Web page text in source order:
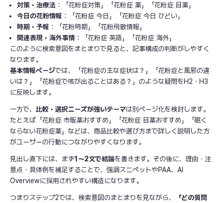
対策・治療法 ：「花粉症対策」「花粉症 薬」「花粉症 目薬」
今日の花粉情報 ：「花粉症 今日」「花粉症 今日 ひどい」
時期・予報 ：「花粉時期」「花粉飛散情報」
関連表現・海外事情 ：「花粉症 英語」「花粉症 海外」
このように検索意図をまとまりで見ると、記事構成の判断がしやすく
なります。
基本情報ページでは、「花粉症の主な症状は？」「花粉症と風邪の違
いは？」「花粉症で咳が出ることはある？」のような疑問をH2・H3
に反映します。
一方で、 比較・選択ニーズが強いテーマは別ページ化を検討します。
たとえば「花粉症 市販薬おすすめ」「花粉症 目薬おすすめ」「眠く
ならない花粉症薬」などは、商品比較や選び方まで詳しく説明した方
がユーザーの行動につながりやすくなります。
見出し直下には、まず1〜2文で結論を書きます。その後に、理由・注
意点・具体例を補足することで、強調スニペットやPAA、AI
Overviewに採用されやすい構造になります。
つまりステップ2では、検索意図のまとまりを見ながら、
「どの質問